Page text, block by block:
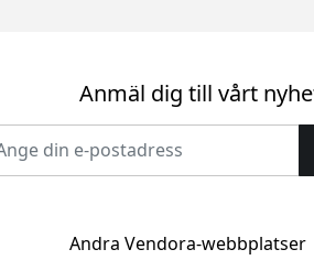
Anmäl dig till vårt
Andra Vendora-webbplatser